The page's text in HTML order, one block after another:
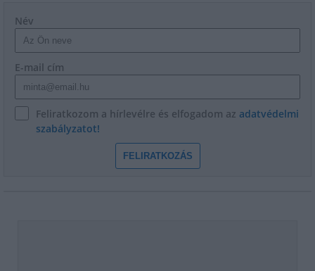
Név
E-mail cím
Feliratkozom a hírlevélre és elfogadom az adatvédelmi
szabályzatot!
FELIRATKOZÁS